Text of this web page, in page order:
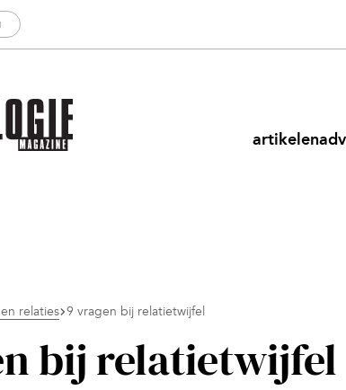
artikelen
relaties 9 vragen bij relatietwijfel
bij relatietwijfel